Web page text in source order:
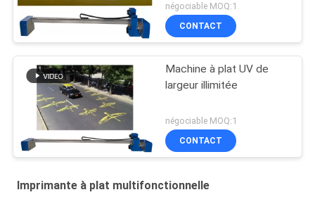
négociable MOQ:1
CONTACT
Machine à plat UV de
largeur illimitée
négociable MOQ:1
CONTACT
Imprimante à plat multifonctionnelle